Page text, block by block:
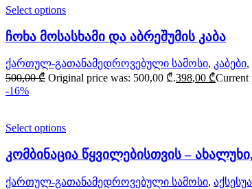
Select options
ჩოხა მოსასხამი და აბრეშუმის კაბა
ქართულ-გათანამედროვებული სამოსი, კაბები,
500,00₾ Original price was: 500,00 ₾.398,00 ₾Current
-16%
Select options
კომბინაცია წყვილებისთვის –
ქართულ-გათანამედროვებული სამოსი,